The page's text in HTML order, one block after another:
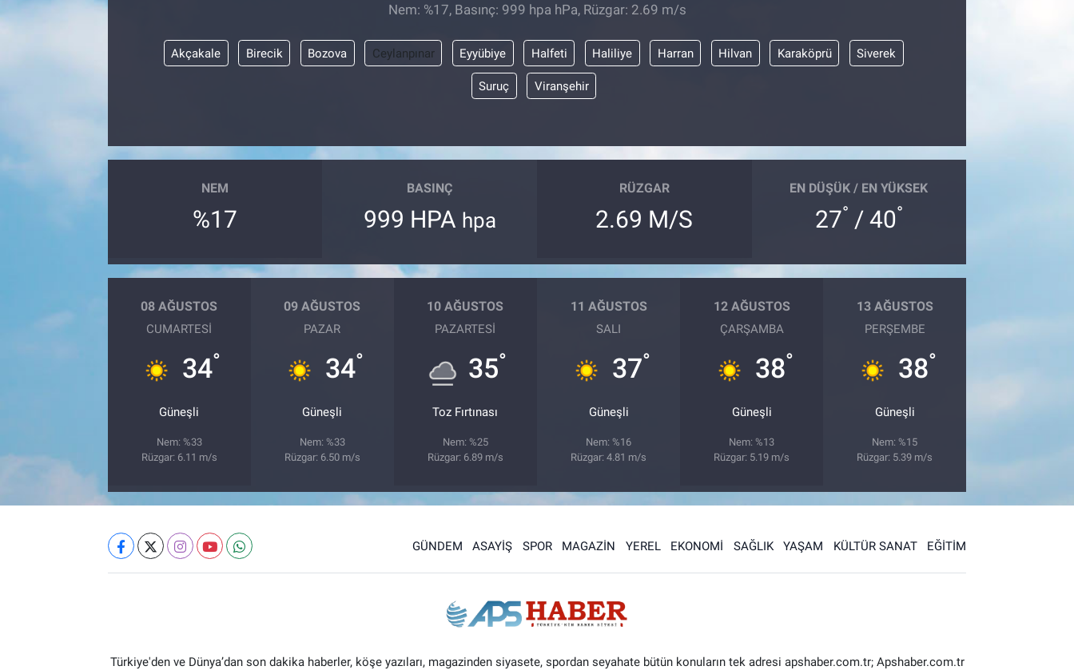
Nem: %17, Basınç: 999 hpa hPa, Rüzgar: 2.69 m/s
Akçakale Birecik Bozova Ceylanpınar Eyyübiye Halfeti Haliliye Harran Hilvan Karaköprü Siverek
Suruç Viranşehir
NEM
%17
BASINÇ
999 HPA hpa
RÜZGAR
2.69 M/S
EN DÜŞÜK / EN YÜKSEK
27° / 40°
08 AĞUSTOS
CUMARTESI
34°
Güneşli
Nem: %33
Rüzgar: 6.11 m/s
09 AĞUSTOS
PAZAR
34°
Güneşli
Nem: %33
Rüzgar: 6.50 m/s
10 AĞUSTOS
PAZARTESI
35°
Toz Fırtınası
Nem: %25
Rüzgar: 6.89 m/s
11 AĞUSTOS
SALI
37°
Güneşli
Nem: %16
Rüzgar: 4.81 m/s
12 AĞUSTOS
ÇARŞAMBA
38°
Güneşli
Nem: %13
Rüzgar: 5.19 m/s
13 AĞUSTOS
PERŞEMBE
38°
Güneşli
Nem: %15
Rüzgar: 5.39 m/s
GÜNDEM ASAYİŞ SPOR MAGAZİN YEREL EKONOMİ SAĞLIK YAŞAM KÜLTÜR SANAT EĞİTİM
Türkiye'den ve Dünya’dan son dakika haberler, köşe yazıları, magazinden siyasete, spordan seyahate bütün konuların tek adresi apshaber.com.tr; Apshaber.com.tr